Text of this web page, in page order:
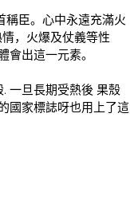
稱臣。心中永遠充滿火
，火爆及仗義等性
出這一元素。
一旦長期受熱後 果殼
國家標誌呀也用上了這